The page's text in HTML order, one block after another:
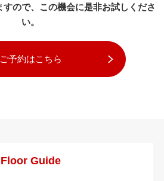
ので、この機会に是非お試しくださ
い。
ご予約はこちら
Floor Guide